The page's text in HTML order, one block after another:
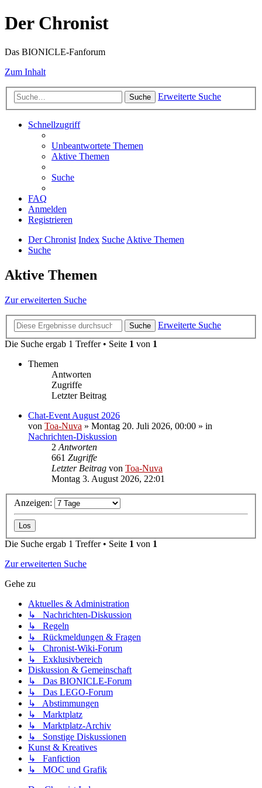
Der Chronist
Das BIONICLE-Fanforum
Zum Inhalt
Suche Erweiterte Suche
Schnellzugriff
Unbeantwortete Themen
Aktive Themen
Suche
FAQ
Anmelden
Registrieren
Der Chronist Index SucheAktive Themen
Suche
Aktive Themen
Zur erweiterten Suche
Suche
Erweiterte Suche
Die Suche ergab 1 Treffer • Seite 1 von 1
Themen
Antworten
Zugriffe
Letzter Beitrag
Chat-Event August 2026
von Toa-Nuva » Montag 20. Juli 2026, 00:00 » in
Nachrichten-Diskussion
2 Antworten
661 Zugriffe
Letzter Beitrag von Toa-Nuva
Montag 3. August 2026, 22:01
Anzeigen:
Die Suche ergab 1 Treffer • Seite 1 von 1
Zur erweiterten Suche
Gehe zu
Aktuelles & Administration
↳ Nachrichten-Diskussion
↳ Regeln
↳ Rückmeldungen & Fragen
↳ Chronist-Wiki-Forum
↳ Exklusivbereich
Diskussion & Gemeinschaft
↳ Das BIONICLE-Forum
↳ Das LEGO-Forum
↳ Abstimmungen
↳ Marktplatz
↳ Marktplatz-Archiv
↳ Sonstige Diskussionen
Kunst & Kreatives
↳ Fanfiction
↳ MOC und Grafik